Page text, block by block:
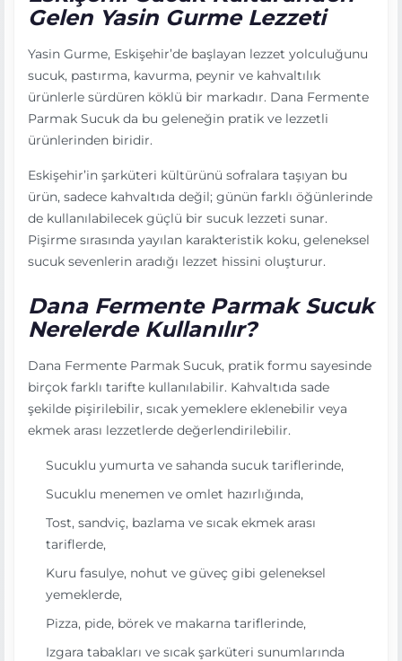
Gelen Yasin Gurme Lezzeti
Yasin Gurme, Eskişehir’de başlayan lezzet yolculuğunu
sucuk, pastırma, kavurma, peynir ve kahvaltılık
ürünlerle sürdüren köklü bir markadır. Dana Fermente
Parmak Sucuk da bu geleneğin pratik ve lezzetli
ürünlerinden biridir.
Eskişehir’in şarküteri kültürünü sofralara taşıyan bu
ürün, sadece kahvaltıda değil; günün farklı öğünlerinde
de kullanılabilecek güçlü bir sucuk lezzeti sunar.
Pişirme sırasında yayılan karakteristik koku, geleneksel
sucuk sevenlerin aradığı lezzet hissini oluşturur.
Dana Fermente Parmak Sucuk
Nerelerde Kullanılır?
Dana Fermente Parmak Sucuk, pratik formu sayesinde
birçok farklı tarifte kullanılabilir. Kahvaltıda sade
şekilde pişirilebilir, sıcak yemeklere eklenebilir veya
ekmek arası lezzetlerde değerlendirilebilir.
Sucuklu yumurta ve sahanda sucuk tariflerinde,
Sucuklu menemen ve omlet hazırlığında,
Tost, sandviç, bazlama ve sıcak ekmek arası
tariflerde,
Kuru fasulye, nohut ve güveç gibi geleneksel
yemeklerde,
Pizza, pide, börek ve makarna tariflerinde,
Izgara tabakları ve sıcak şarküteri sunumlarında